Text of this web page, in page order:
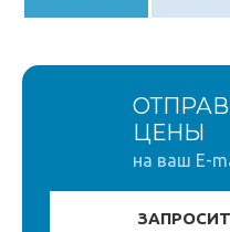
ЦЕНЫ
на ваш E-